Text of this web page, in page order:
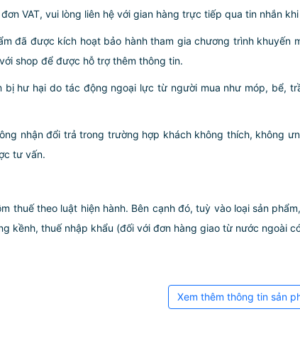
VAT, vui lòng liên hệ với gian hàng trực tiếp qua tin nhắn
đã được kích hoạt bảo hành tham gia chương trình
shop để được hỗ trợ thêm thông tin.
bị hư hại do tác động ngoại lực từ người mua như móp, bể,
nhận đổi trả trong trường hợp khách không thích, không
tư vấn.
thuế theo luật hiện hành. Bên cạnh đó, tuỳ vào loại sản
kềnh, thuế nhập khẩu (đối với đơn hàng giao từ nước ngoài
Xem thêm thông tin sản